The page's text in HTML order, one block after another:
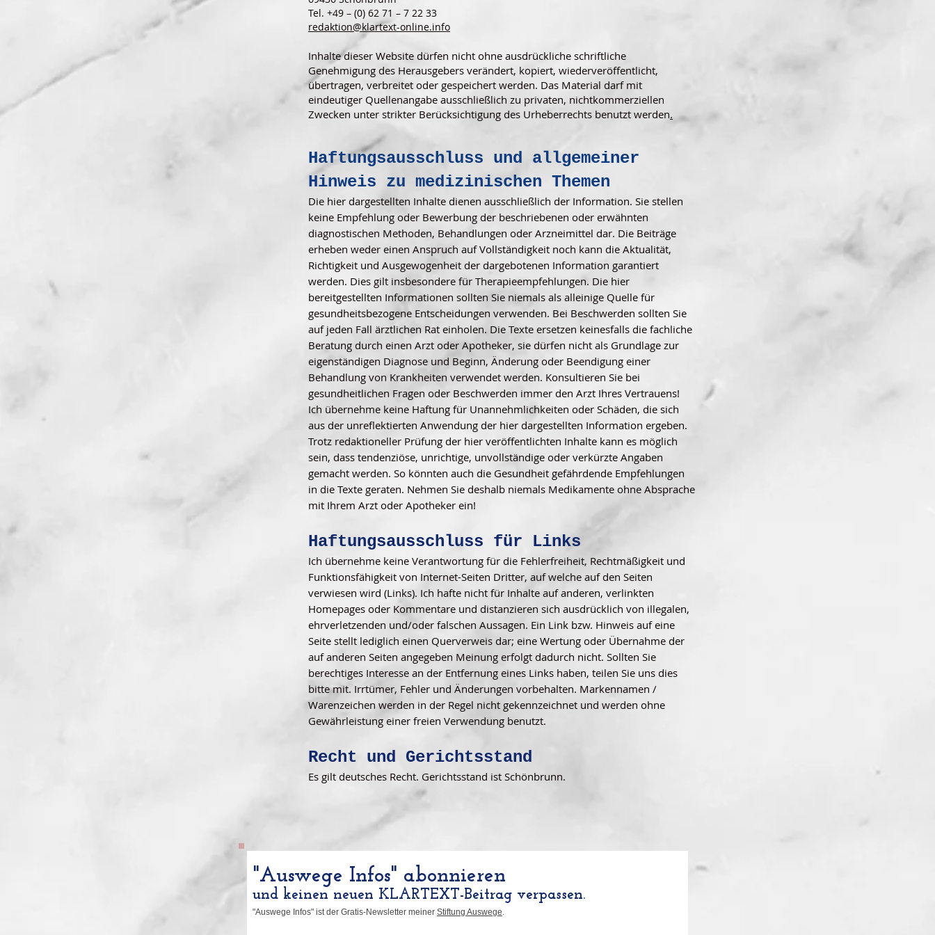
Tel. +49 – (0) 62 71 – 7 22 33
redaktion@klartext-online.info
Inhalte dieser Website dürfen nicht ohne ausdrückliche schriftliche
Genehmigung des Herausgebers verändert, kopiert, wiederveröffentlicht,
übertragen, verbreitet oder gespeichert werden. Das Material darf mit
eindeutiger Quellenangabe ausschließlich zu privaten, nichtkommerziellen
Zwecken unter strikter Berücksichtigung des Urheberrechts benutzt werden.
Haftungsausschluss und allgemeiner
Hinweis zu medizinischen Themen
Die hier dargestellten Inhalte dienen ausschließlich der Information. Sie stellen
keine Empfehlung oder Bewerbung der beschriebenen oder erwähnten
diagnostischen Methoden, Behandlungen oder Arzneimittel dar. Die Beiträge
erheben weder einen Anspruch auf Vollständigkeit noch kann die Aktualität,
Richtigkeit und Ausgewogenheit der dargebotenen Information garantiert
werden. Dies gilt insbesondere für Therapieempfehlungen. Die hier
bereitgestellten Informationen sollten Sie niemals als alleinige Quelle für
gesundheitsbezogene Entscheidungen verwenden. Bei Beschwerden sollten Sie
auf jeden Fall ärztlichen Rat einholen. Die Texte ersetzen keinesfalls die fachliche
Beratung durch einen Arzt oder Apotheker, sie dürfen nicht als Grundlage zur
eigenständigen Diagnose und Beginn, Änderung oder Beendigung einer
Behandlung von Krankheiten verwendet werden. Konsultieren Sie bei
gesundheitlichen Fragen oder Beschwerden immer den Arzt Ihres Vertrauens!
Ich übernehme keine Haftung für Unannehmlichkeiten oder Schäden, die sich
aus der unreflektierten Anwendung der hier dargestellten Information ergeben.
Trotz redaktioneller Prüfung der hier veröffentlichten Inhalte kann es möglich
sein, dass tendenziöse, unrichtige, unvollständige oder verkürzte Angaben
gemacht werden. So könnten auch die Gesundheit gefährdende Empfehlungen
in die Texte geraten. Nehmen Sie deshalb niemals Medikamente ohne Absprache
mit Ihrem Arzt oder Apotheker ein!
Haftungsausschluss für Links
Ich übernehme keine Verantwortung für die Fehlerfreiheit, Rechtmäßigkeit und
Funktionsfähigkeit von Internet-Seiten Dritter, auf welche auf den Seiten
verwiesen wird (Links). Ich hafte nicht für Inhalte auf anderen, verlinkten
Homepages oder Kommentare und distanzieren sich ausdrücklich von illegalen,
ehrverletzenden und/oder falschen Aussagen. Ein Link bzw. Hinweis auf eine
Seite stellt lediglich einen Querverweis dar; eine Wertung oder Übernahme der
auf anderen Seiten angegeben Meinung erfolgt dadurch nicht. Sollten Sie
berechtiges Interesse an der Entfernung eines Links haben, teilen Sie uns dies
bitte mit. Irrtümer, Fehler und Änderungen vorbehalten. Markennamen /
Warenzeichen werden in der Regel nicht gekennzeichnet und werden ohne
Gewährleistung einer freien Verwendung benutzt.
Recht und Gerichtsstand
Es gilt deutsches Recht. Gerichtsstand ist Schönbrunn.
"Auswege Infos" abonnieren
und keinen neuen KLARTEXT-Beitrag verpassen.
"Auswege Infos" ist der Gratis-Newsletter meiner Stiftung Auswege.